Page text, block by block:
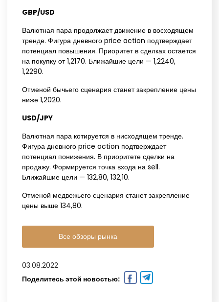
GBP/USD‌ ‌
Валютная пара продолжает движение в восходящем
тренде. Фигура дневного price action подтверждает
потенциал повышения. Приоритет в сделках остается
на покупку от 1,2170. Ближайшие цели — 1,2240,
1,2290.
Отменой бычьего сценария станет закрепление цены
ниже 1,2020.
USD/JPY‌ ‌
Валютная пара котируется в нисходящем тренде.
Фигура дневного price action подтверждает
потенциал понижения. В приоритете сделки на
продажу. Формируется точка входа на sell.
Ближайшие цели — 132,80, 132,10.
Отменой медвежьего сценария станет закрепление
цены выше 134,80.
Все обзоры рынка
03.08.2022
Поделитесь этой новостью: